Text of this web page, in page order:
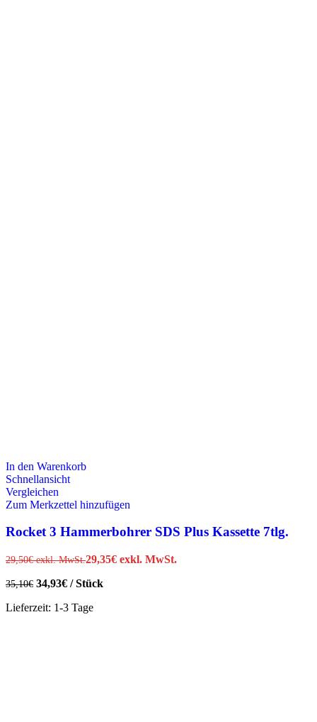
In den Warenkorb
Schnellansicht
Vergleichen
Zum Merkzettel hinzufügen
Rocket 3 Hammerbohrer SDS Plus Kassette 7tlg.
29,50€ exkl. MwSt.29,35€ exkl. MwSt.
35,10€ 34,93€ /Stück
Lieferzeit: 1-3 Tage